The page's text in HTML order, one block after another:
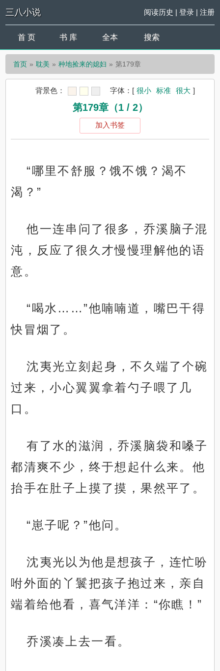
三八小说 阅读历史 | 登录| 注册
首 页 书 库 全本 搜索
首页 耽美 种地捡来的媳妇 第179章
背景色： 字体： [ 很小 标准 很大 ]
第179章（1 / 2）
加入书签
“哪里不舒服？饿不饿？渴不
渴？”
他一连串问了很多，乔溪脑子混
沌，反应了很久才慢慢理解他的语
意。
“喝水……”他喃喃道，嘴巴干得
快冒烟了。
沈夷光立刻起身，不久端了个碗
过来，小心翼翼拿着勺子喂了几
口。
有了水的滋润，乔溪脑袋和嗓子
都清爽不少，终于想起什么来。他
抬手在肚子上摸了摸，果然平了。
“崽子呢？”他问。
沈夷光以为他是想孩子，连忙吩
咐外面的丫鬟把孩子抱过来，亲自
端着给他看，喜气洋洋：“你瞧！”
乔溪凑上去一看。